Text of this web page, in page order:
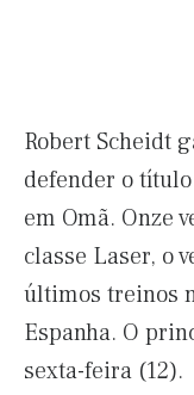
Robert Scheidt
defender o
em Omã. Onze
classe Laser, o
últimos treinos
Espanha. O
sexta-feira (12).